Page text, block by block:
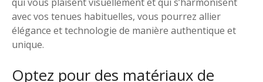
avec vos tenues habituelles, vous pourrez allier
élégance et technologie de manière authentique et
unique.
Optez pour des matériaux de